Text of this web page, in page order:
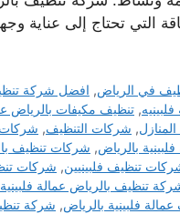
التي تحتاج إلى عناية
في الرياض, افضل شركة
, تنظيف مكيفات بالرياض
, شركات التنظيف, شركات
بالرياض, شركات تنظيف
تنظيف فلبينيين, شركات
تنظيف بالرياض عمالة فلبينية
فلبينية بالرياض, شركة